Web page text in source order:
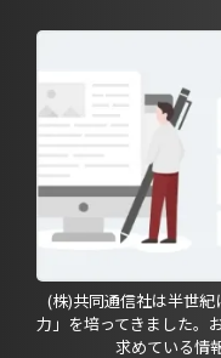
(株)共同通信社は半世
力」を培ってきました。
求めている情